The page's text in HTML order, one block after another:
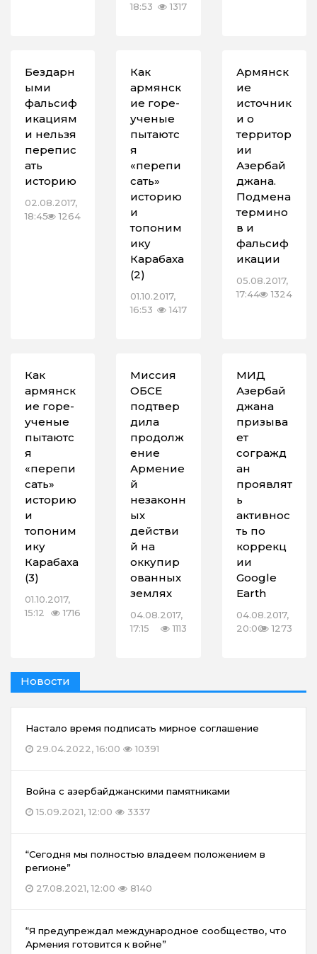
18:53
1317
Бездарн
ыми
фальсиф
икациям
и нельзя
перепис
ать
историю
02.08.2017,
18:45
1264
Как
армянск
ие горе-
ученые
пытаютс
я
«перепи
сать»
историю
и
топоним
ику
Карабаха
(2)
01.10.2017,
16:53
1417
Армянск
ие
источник
и о
территор
ии
Азербай
джана.
Подмена
термино
в и
фальсиф
икации
05.08.2017,
17:44
1324
Как
армянск
ие горе-
ученые
пытаютс
я
«перепи
сать»
историю
и
топоним
ику
Карабаха
(3)
01.10.2017,
15:12
1716
Миссия
ОБСЕ
подтвер
дила
продолж
ение
Армение
й
незаконн
ых
действи
й на
оккупир
ованных
землях
04.08.2017,
17:15
1113
МИД
Азербай
джана
призыва
ет
согражд
ан
проявлят
ь
активнос
ть по
коррекц
ии
Google
Earth
04.08.2017,
20:00 1273
Новости
Настало время подписать мирное соглашение
29.04.2022, 16:00
10391
Война с азербайджанскими памятниками
15.09.2021, 12:00
3337
“Сегодня мы полностью владеем положением в
регионе”
27.08.2021, 12:00
8140
“Я предупреждал международное сообщество, что
Армения готовится к войне”